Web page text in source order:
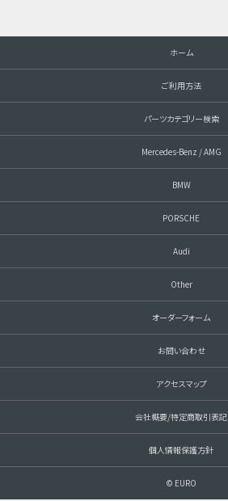
ホーム
ご利用方法
パーツカテゴリー検索
Mercedes-Benz / AMG
BMW
PORSCHE
Audi
Other
オーダーフォーム
お問い合わせ
アクセスマップ
会社概要/特定商取引表記
個人情報保護方針
© EURO